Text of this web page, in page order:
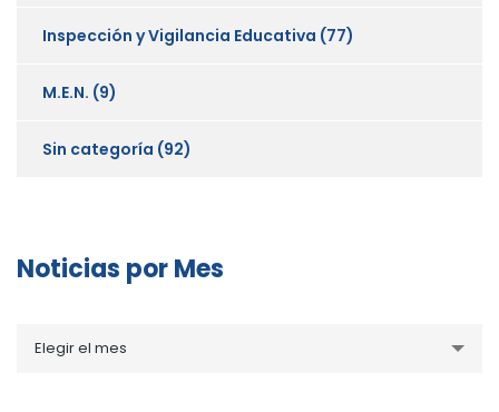
Inspección y Vigilancia Educativa (77)
M.E.N. (9)
Sin categoría (92)
Noticias por Mes
porElegir el mes